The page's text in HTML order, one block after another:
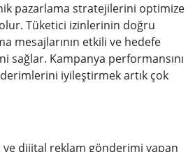
pazarlama stratejilerini optimize
Tüketici izinlerinin doğru
mesajlarının etkili ve hedefe
sağlar. Kampanya performansını
iyileştirmek artık çok
dijital reklam gönderimi yapan